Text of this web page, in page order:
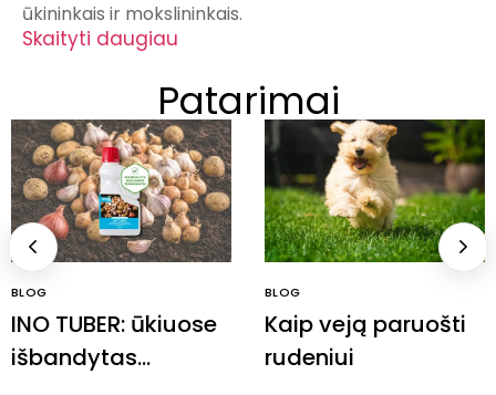
ūkininkais ir mokslininkais.
Skaityti daugiau
Patarimai
BLOG
INO TUBER: ūkiuose
išbandytas
BLOG
Kaip veją paruošti
rudeniui